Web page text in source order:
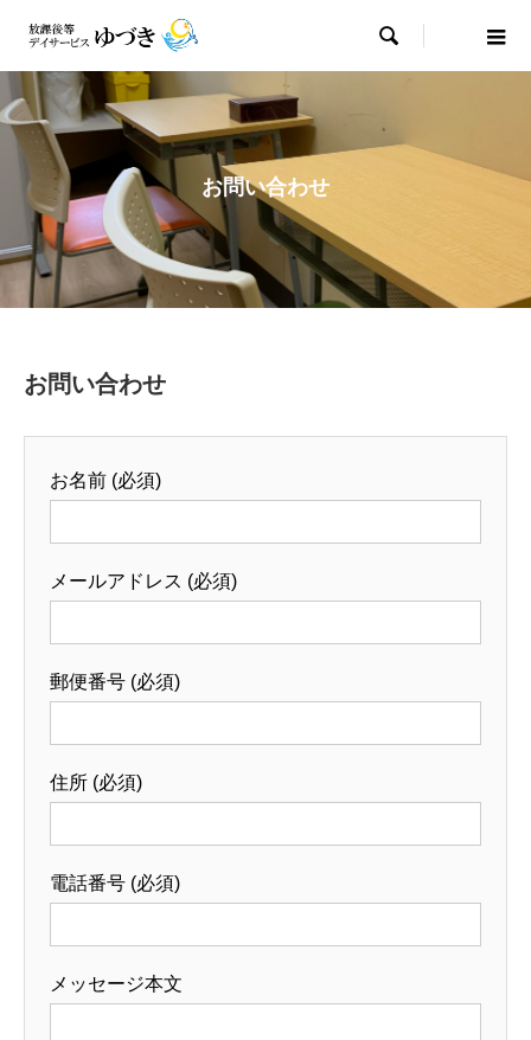

お問い合わせ
お問い合わせ
お名前 (必須)
メールアドレス (必須)
郵便番号 (必須)
住所 (必須)
電話番号 (必須)
メッセージ本文